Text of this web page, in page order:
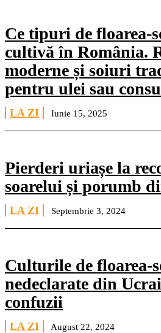
Ce tipuri de floarea-
cultivă în România.
moderne și soiuri
pentru ulei sau
LA ZI Iunie 15, 2025
Pierderi uriașe la
soarelui și porumb
LA ZI Septembrie 3, 2024
Culturile de floarea-
nedeclarate din
confuzii
LA ZI August 22, 2024